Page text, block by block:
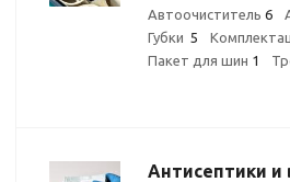
Автоочиститель 6
Губки 5
Пакет для шин 1
Антисептики